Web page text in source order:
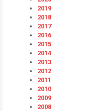
2019
2018
2017
2016
2015
2014
2013
2012
2011
2010
2009
2008